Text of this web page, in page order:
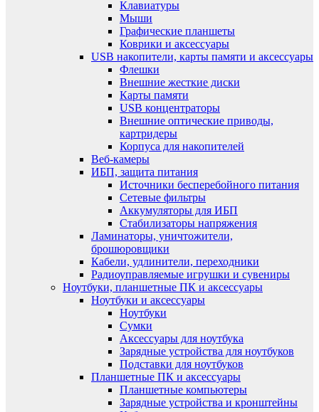
Клавиатуры
Мыши
Графические планшеты
Коврики и аксессуары
USB накопители, карты памяти и аксессуары
Флешки
Внешние жесткие диски
Карты памяти
USB концентраторы
Внешние оптические приводы,
картридеры
Корпуса для накопителей
Веб-камеры
ИБП, защита питания
Источники бесперебойного питания
Сетевые фильтры
Аккумуляторы для ИБП
Стабилизаторы напряжения
Ламинаторы, уничтожители,
брошюровщики
Кабели, удлинители, переходники
Радиоуправляемые игрушки и сувениры
Ноутбуки, планшетные ПК и аксессуары
Ноутбуки и аксессуары
Ноутбуки
Сумки
Аксессуары для ноутбука
Зарядные устройства для ноутбуков
Подставки для ноутбуков
Планшетные ПК и аксессуары
Планшетные компьютеры
Зарядные устройства и кронштейны